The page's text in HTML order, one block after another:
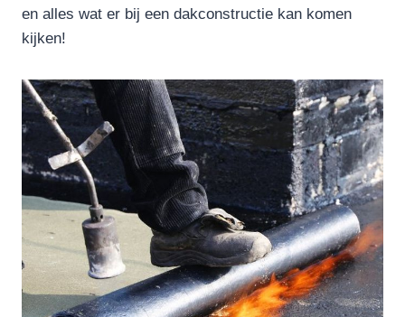
en alles wat er bij een dakconstructie kan komen
kijken!